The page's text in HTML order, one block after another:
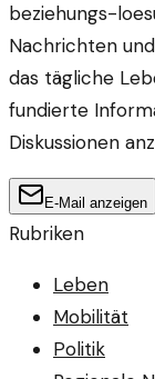
beziehungs-
Nachrichten
das tägliche
fundierte
Diskussionen
E-Mail anzeigen
Rubriken
Leben
Mobilität
Politik